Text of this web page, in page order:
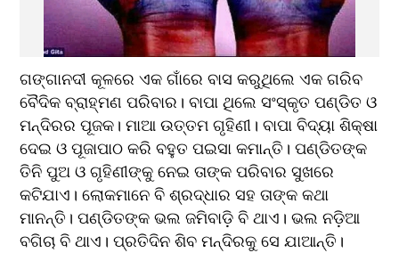
ଗଙ୍ଗାନଦୀ କୂଳରେ ଏକ ଗାଁରେ ବାସ କରୁଥିଲେ ଏକ ଗରିବ
ବୈଦିକ ବ୍ରାହ୍ମଣ ପରିବାର। ବାପା ଥିଲେ ସଂସ୍କୃତ ପଣ୍ଡିତ ଓ
ମନ୍ଦିରର ପୂଜକ। ମାଆ ଉତ୍ତମ ଗୃହିଣୀ। ବାପା ବିଦ୍ୟା ଶିକ୍ଷା
ଦେଇ ଓ ପୂଜାପାଠ କରି ବହୁତ ପଇସା କମାନ୍ତି। ପଣ୍ଡିତଙ୍କ
ତିନି ପୁଅ ଓ ଗୃହିଣୀଙ୍କୁ ନେଇ ତାଙ୍କ ପରିବାର ସୁଖରେ
କଟିଯାଏ। ଲୋକମାନେ ବି ଶ୍ରଦ୍ଧାର ସହ ତାଙ୍କ କଥା
ମାନନ୍ତି। ପଣ୍ଡିତଙ୍କ ଭଲ ଜମିବାଡ଼ି ବି ଥାଏ। ଭଲ ନଡ଼ିଆ
ବଗିଚା ବି ଥାଏ। ପ୍ରତିଦିନ ଶିବ ମନ୍ଦିରକୁ ସେ ଯାଆନ୍ତି।